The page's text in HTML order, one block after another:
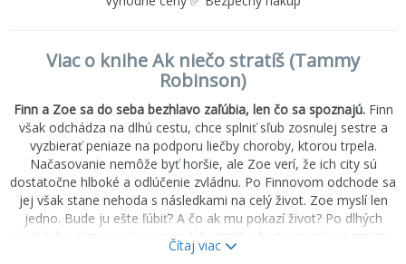
Viac o knihe Ak niečo stratíš (Tammy
Robinson)
Finn a Zoe sa do seba bezhlavo zaľúbia, len čo sa spoznajú.Finn
však odchádza na dlhú cestu, chce splniť sľub zosnulej sestre a
vyzbierať peniaze na podporu liečby choroby, ktorou trpela.
Načasovanie nemôže byť horšie, ale Zoe verí, že ich city sú
dostatočne hlboké a odlúčenie zvládnu. Po Finnovom odchode sa
jej však stane nehoda s následkami na celý život. Zoe myslí len
jedno. Bude ju ešte ľúbiť? A čo ak mu pokazí život? Po dlhých
úvahách s ním napokon preruší kontakt a bez vysvetlenia zmizne
z jeho života. Finn ničomu nerozumie, ale je odhodlaný bojovať o
Čítaj viac